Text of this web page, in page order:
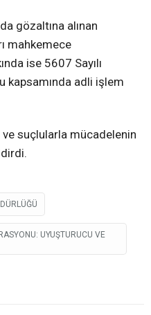
gözaltına alınan
mahkemece
ise 5607 Sayılı
kapsamında adli işlem
suçlularla mücadelenin
UYUŞTURUCU VE